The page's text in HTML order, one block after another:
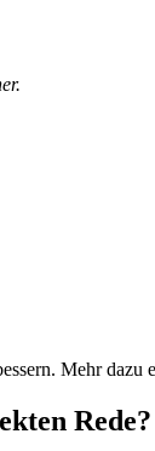
Mehr dazu
Rede?